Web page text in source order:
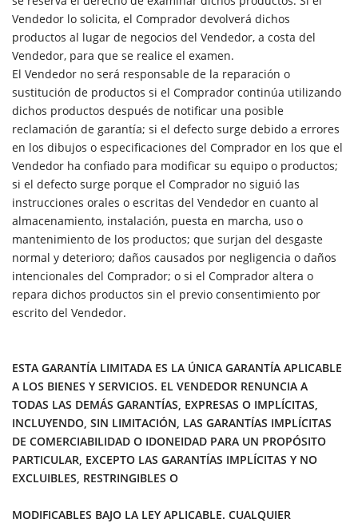
Vendedor lo solicita, el Comprador devolverá dichos
productos al lugar de negocios del Vendedor, a costa del
Vendedor, para que se realice el examen.
El Vendedor no será responsable de la reparación o
sustitución de productos si el Comprador continúa utilizando
dichos productos después de notificar una posible
reclamación de garantía; si el defecto surge debido a errores
en los dibujos o especificaciones del Comprador en los que el
Vendedor ha confiado para modificar su equipo o productos;
si el defecto surge porque el Comprador no siguió las
instrucciones orales o escritas del Vendedor en cuanto al
almacenamiento, instalación, puesta en marcha, uso o
mantenimiento de los productos; que surjan del desgaste
normal y deterioro; daños causados por negligencia o daños
intencionales del Comprador; o si el Comprador altera o
repara dichos productos sin el previo consentimiento por
escrito del Vendedor.
ESTA GARANTÍA LIMITADA ES LA ÚNICA GARANTÍA APLICABLE
A LOS BIENES Y SERVICIOS. EL VENDEDOR RENUNCIA A
TODAS LAS DEMÁS GARANTÍAS, EXPRESAS O IMPLÍCITAS,
INCLUYENDO, SIN LIMITACIÓN, LAS GARANTÍAS IMPLÍCITAS
DE COMERCIABILIDAD O IDONEIDAD PARA UN PROPÓSITO
PARTICULAR, EXCEPTO LAS GARANTÍAS IMPLÍCITAS Y NO
EXCLUIBLES, RESTRINGIBLES O
MODIFICABLES BAJO LA LEY APLICABLE. CUALQUIER